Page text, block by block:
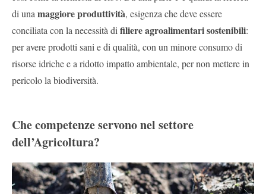
di una maggiore produttività, esigenza che deve essere
conciliata con la necessità di filiere agroalimentari sostenibili:
per avere prodotti sani e di qualità, con un minore consumo di
risorse idriche ea ridotto impatto ambientale, per non mettere in
pericolo la biodiversità.
Che competenze servono nel settore
dell’Agricoltura?